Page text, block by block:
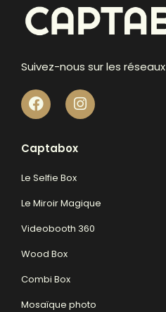
Suivez-nous sur les réseaux
Captabox
Le Selfie Box
Le Miroir Magique
Videobooth 360
Wood Box
Combi Box
Mosaïque photo